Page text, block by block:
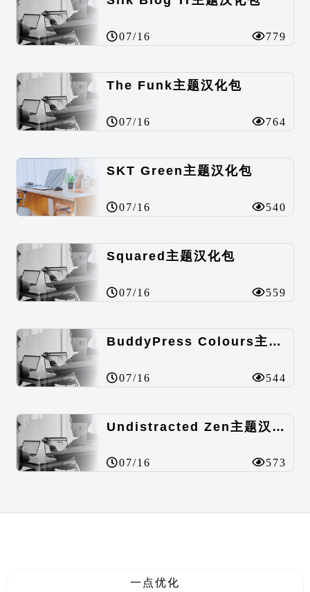
07/16 779
The Funk主题汉化包
07/16 764
SKT Green主题汉化包
07/16 540
Squared主题汉化包
07/16 559
BuddyPress Colours主题汉化包
07/16 544
Undistracted Zen主题汉化包
07/16 573
一点优化